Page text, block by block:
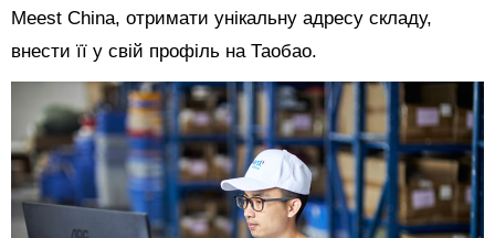
Meest China, отримати унікальну адресу складу,
внести її у свій профіль на Таобао.